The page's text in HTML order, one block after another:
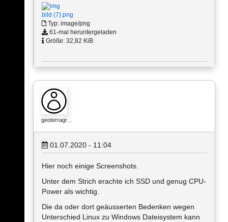
bild (7).png
Typ: image/png
61-mal heruntergeladen
Größe: 32,82 KiB
geoterragr…
01.07.2020 - 11:04
Hier noch einige Screenshots.
Unter dem Strich erachte ich SSD und genug CPU-
Power als wichtig.
Die da oder dort geäusserten Bedenken wegen
Unterschied Linux zu Windows Dateisystem kann